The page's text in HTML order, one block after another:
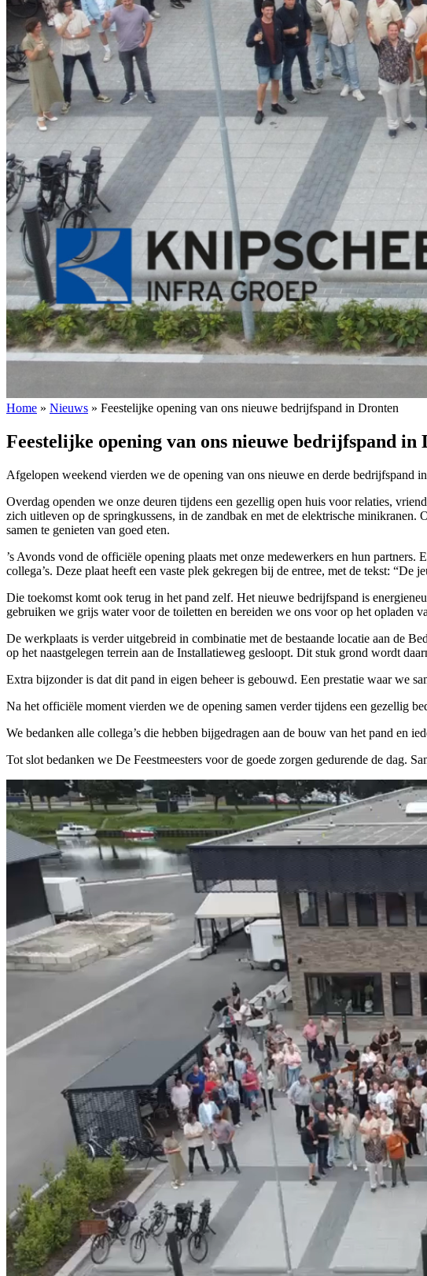
Home » Nieuws » Feestelijke opening van ons nieuwe bedrijfspand in Dronten
Feestelijke opening van ons nieuwe bedrijfspand in
Afgelopen weekend vierden we de opening van ons nieuwe en derde
Overdag openden we onze deuren tijdens een gezellig open huis voor relaties,
zich uitleven op de springkussens, in de zandbak en met de elektrische
samen te genieten van goed eten.
’s Avonds vond de officiële opening plaats met onze medewerkers en hun
collega’s. Deze plaat heeft een vaste plek gekregen bij de entree, met de tekst: “De
Die toekomst komt ook terug in het pand zelf. Het nieuwe bedrijfspand is
gebruiken we grijs water voor de toiletten en bereiden we ons voor op het opladen
De werkplaats is verder uitgebreid in combinatie met de bestaande locatie aan de
op het naastgelegen terrein aan de Installatieweg gesloopt. Dit stuk grond wordt
Extra bijzonder is dat dit pand in eigen beheer is gebouwd. Een prestatie waar we
Na het officiële moment vierden we de opening samen verder tijdens een gezellig
We bedanken alle collega’s die hebben bijgedragen aan de bouw van het pand en
Tot slot bedanken we De Feestmeesters voor de goede zorgen gedurende de dag.
Videospeler